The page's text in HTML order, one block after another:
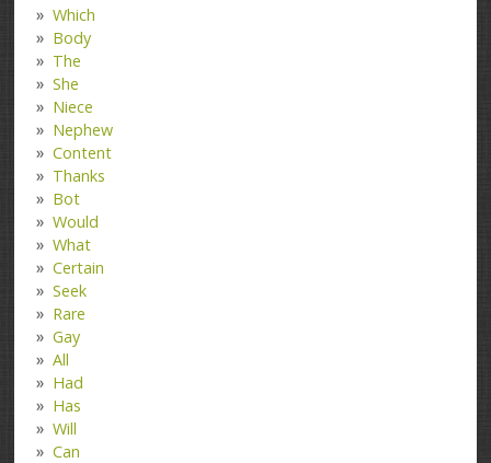
Which
Body
The
She
Niece
Nephew
Content
Thanks
Bot
Would
What
Certain
Seek
Rare
Gay
All
Had
Has
Will
Can